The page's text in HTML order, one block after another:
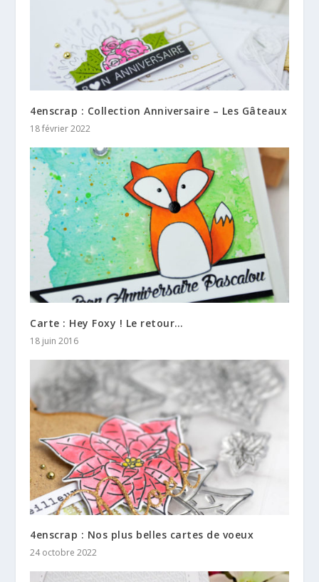
4enscrap : Collection Anniversaire – Les Gâteaux
18 février 2022
Carte : Hey Foxy ! Le retour…
18 juin 2016
4enscrap : Nos plus belles cartes de voeux
24 octobre 2022